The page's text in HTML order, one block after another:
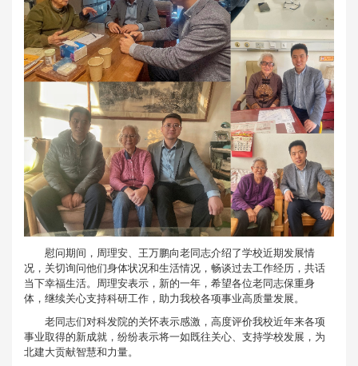
慰问期间，周理安、王万鹏向老同志介绍了学校近期发展情
况，关切询问他们身体状况和生活情况，畅谈过去工作经历，共话
当下幸福生活。周理安表示，新的一年，希望各位老同志保重身
体，继续关心支持科研工作，助力我校各项事业高质量发展。
老同志们对科发院的关怀表示感激，高度评价我校近年来各项
事业取得的新成就，纷纷表示将一如既往关心、支持学校发展，为
北建大贡献智慧和力量。